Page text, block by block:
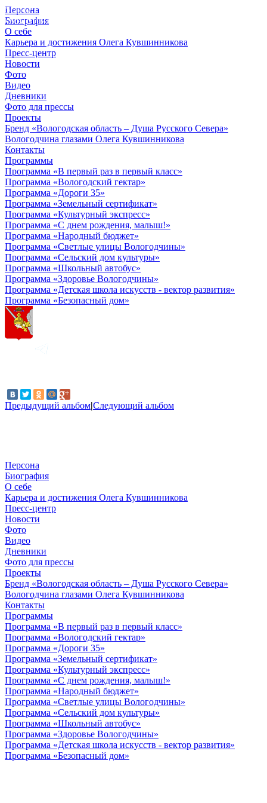
Персона
Биография
О себе
Карьера и достижения Олега Кувшинникова
Пресс-центр
Новости
Фото
Видео
Дневники
Фото для прессы
Проекты
Бренд «Вологодская область – Душа Русского Севера»
Вологодчина глазами Олега Кувшинникова
Контакты
Программы
Программа «В первый раз в первый класс»
Программа «Вологодский гектар»
Программа «Дороги 35»
Программа «Земельный сертификат»
Программа «Культурный экспресс»
Программа «С днем рождения, малыш!»
Программа «Народный бюджет»
Программа «Светлые улицы Вологодчины»
Программа «Сельский дом культуры»
Программа «Школьный автобус»
Программа «Здоровье Вологодчины»
Программа «Детская школа искусств - вектор развития»
Программа «Безопасный дом»
Предыдущий альбом|Следующий альбом
© 2012 - 2023,
КУВШИННИКОВ О.А.
Персона
Биография
О себе
Карьера и достижения Олега Кувшинникова
Пресс-центр
Новости
Фото
Видео
Дневники
Фото для прессы
Проекты
Бренд «Вологодская область – Душа Русского Севера»
Вологодчина глазами Олега Кувшинникова
Контакты
Программы
Программа «В первый раз в первый класс»
Программа «Вологодский гектар»
Программа «Дороги 35»
Программа «Земельный сертификат»
Программа «Культурный экспресс»
Программа «С днем рождения, малыш!»
Программа «Народный бюджет»
Программа «Светлые улицы Вологодчины»
Программа «Сельский дом культуры»
Программа «Школьный автобус»
Программа «Здоровье Вологодчины»
Программа «Детская школа искусств - вектор развития»
Программа «Безопасный дом»